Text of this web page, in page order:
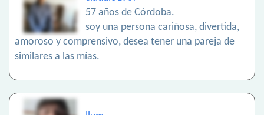
57 años de Córdoba.
soy una persona cariñosa, divertida,
amoroso y comprensivo, desea tener una pareja de
similares a las mías.